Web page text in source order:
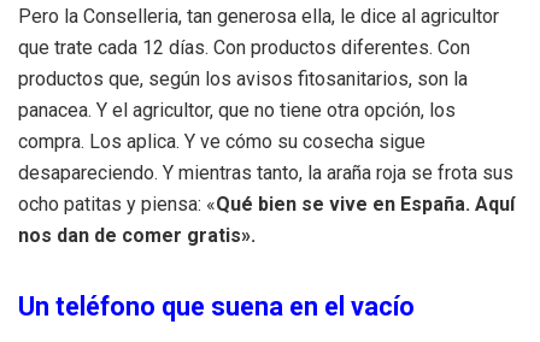
Pero la Conselleria, tan generosa ella, le dice al agricultor
que trate cada 12 días. Con productos diferentes. Con
productos que, según los avisos fitosanitarios, son la
panacea. Y el agricultor, que no tiene otra opción, los
compra. Los aplica. Y ve cómo su cosecha sigue
desapareciendo. Y mientras tanto, la araña roja se frota sus
ocho patitas y piensa: «Qué bien se vive en España. Aquí
nos dan de comer gratis».
Un teléfono que suena en el vacío